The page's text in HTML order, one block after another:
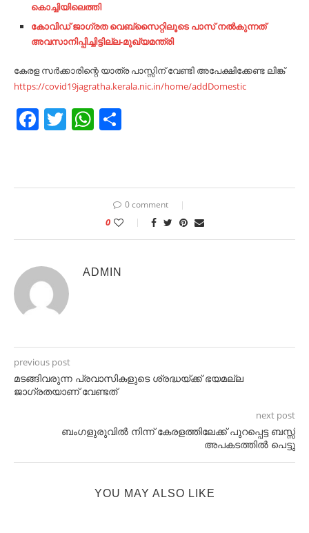
കൊച്ചിയിലെത്തി
കോവിഡ് ജാഗ്രത വെബ്‌സൈറ്റിലൂടെ പാസ് നൽകുന്നത്
അവസാനിപ്പിച്ചിട്ടില്ല-മുഖ്യമന്ത്രി
കേരള സർക്കാരിന്റെ യാത്ര പാസ്സിന് വേണ്ടി അപേക്ഷിക്കേണ്ട ലിങ്ക്
https://covid19jagratha.kerala.nic.in/home/addDomestic
Facebook
TwitterWhatsApp
0 comment
0
ADMIN
previous post
മടങ്ങിവരുന്ന പ്രവാസികളുടെ ശ്രദ്ധയ്ക്ക് ഭയമല്ല
ജാഗ്രതയാണ് വേണ്ടത്
next post
ബംഗളുരുവിൽ നിന്ന് കേരളത്തിലേക്ക് പുറപ്പെട്ട ബസ്സ്
അപകടത്തിൽ പെട്ടു
YOU MAY ALSO LIKE